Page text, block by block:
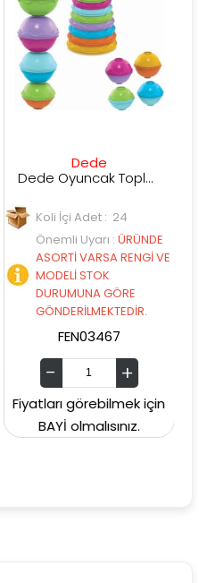
Dede Oyuncak Toplu Mi̇ni̇ Kule
Koli İçi Adet : 24
Önemli Uyarı:ÜRÜNDE
ASORTİ VARSA RENGİ VE
MODELİ STOK
DURUMUNA GÖRE
GÖNDERİLMEKTEDİR.
FEN03467
görebilmek için
BAYİ olmalısınız.